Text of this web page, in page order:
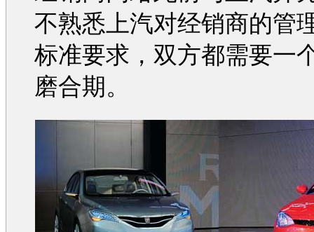
不熟悉上汽对经销商的管
标准要求，双方都需要一
磨合期。